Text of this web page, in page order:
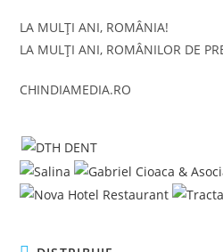
LA MULȚI ANI, ROMÂNIA!
LA MULȚI ANI, ROMÂNILOR DE
CHINDIAMEDIA.RO